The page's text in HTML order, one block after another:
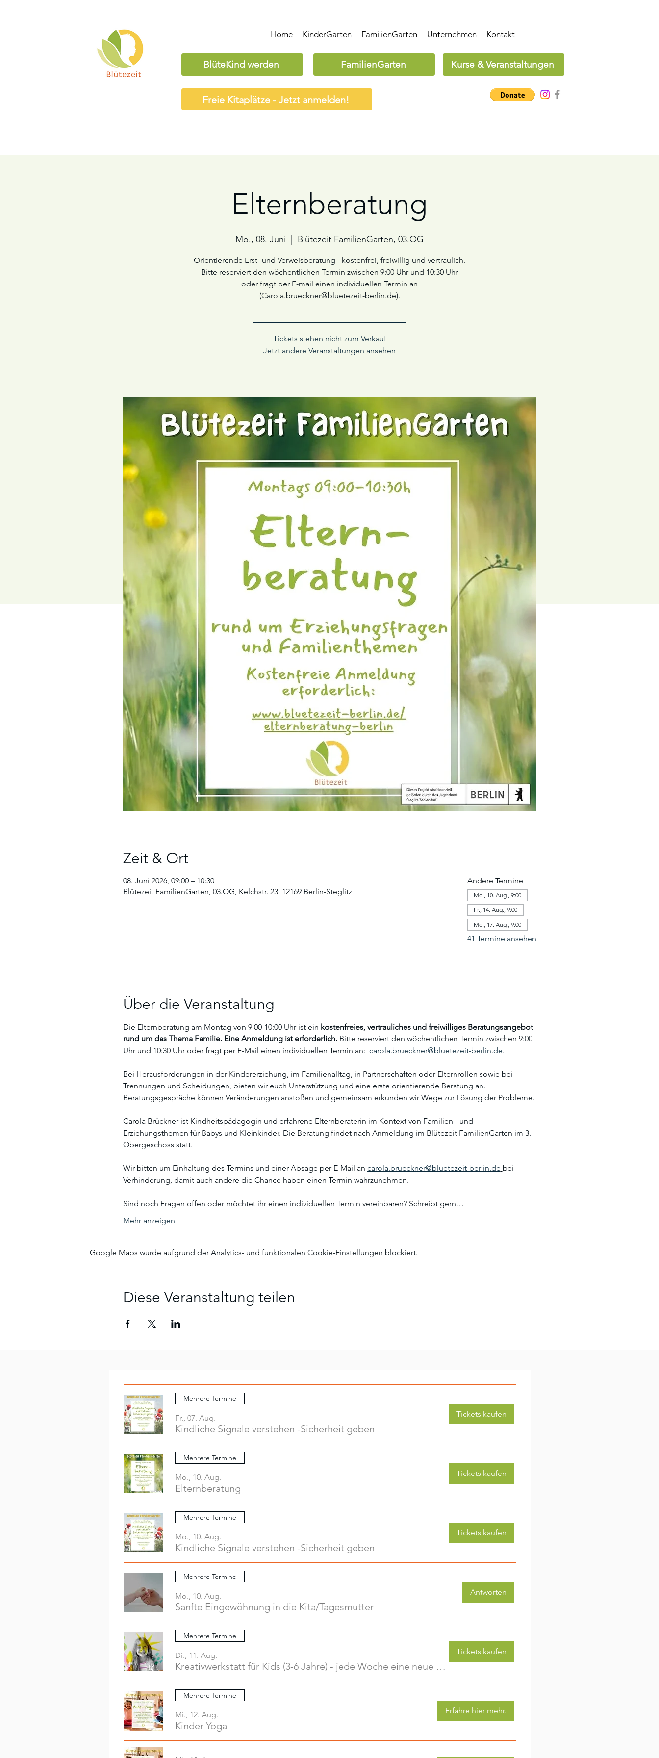
Home KinderGarten FamilienGarten Unternehmen Kontakt
BlüteKind werden FamilienGarten Kurse & Veranstaltungen
Freie Kitaplätze - Jetzt anmelden!
Elternberatung
Mo., 08. Juni Blütezeit FamilienGarten, 03.OG
Orientierende Erst- und Verweisberatung - kostenfrei, freiwillig und vertraulich.
Bitte reserviert den wöchentlichen Termin zwischen 9:00 Uhr und 10:30 Uhr
oder fragt per E-mail einen individuellen Termin an
(Carola.brueckner@bluetezeit-berlin.de).
Tickets stehen nicht zum Verkauf
Jetzt andere Veranstaltungen ansehen
Zeit & Ort
08. Juni 2026, 09:00 – 10:30
Blütezeit FamilienGarten, 03.OG, Kelchstr. 23, 12169 Berlin-Steglitz
Andere Termine
Mo., 10. Aug., 9:00
Fr., 14. Aug., 9:00
Mo., 17. Aug., 9:00
41 Termine ansehen
Über die Veranstaltung
Die Elternberatung am Montag von 9:00-10:00 Uhr ist ein kostenfreies, vertrauliches und freiwilliges Beratungsangebot
rund um das Thema Familie. Eine Anmeldung ist erforderlich. Bitte reserviert den wöchentlichen Termin zwischen 9:00
Uhr und 10:30 Uhr oder fragt per E-Mail einen individuellen Termin an: carola.brueckner@bluetezeit-berlin.de.
Bei Herausforderungen in der Kindererziehung, im Familienalltag, in Partnerschaften oder Elternrollen sowie bei
Trennungen und Scheidungen, bieten wir euch Unterstützung und eine erste orientierende Beratung an.
Beratungsgespräche können Veränderungen anstoßen und gemeinsam erkunden wir Wege zur Lösung der Probleme.
Carola Brückner ist Kindheitspädagogin und erfahrene Elternberaterin im Kontext von Familien - und
Erziehungsthemen für Babys und Kleinkinder. Die Beratung findet nach Anmeldung im Blütezeit FamilienGarten im 3.
Obergeschoss statt.
Wir bitten um Einhaltung des Termins und einer Absage per E-Mail an carola.brueckner@bluetezeit-berlin.de bei
Verhinderung, damit auch andere die Chance haben einen Termin wahrzunehmen.
Sind noch Fragen offen oder möchtet ihr einen individuellen Termin vereinbaren? Schreibt gern…
Mehr anzeigen
Google Maps wurde aufgrund der Analytics- und funktionalen Cookie-Einstellungen blockiert.
Diese Veranstaltung teilen
Mehrere Termine
Fr., 07. Aug.
Kindliche Signale verstehen -Sicherheit geben
Tickets kaufen
Mehrere Termine
Mo., 10. Aug.
Elternberatung
Tickets kaufen
Mehrere Termine
Mo., 10. Aug.
Kindliche Signale verstehen -Sicherheit geben
Tickets kaufen
Mehrere Termine
Mo., 10. Aug.
Sanfte Eingewöhnung in die Kita/Tagesmutter
Antworten
Mehrere Termine
Di., 11. Aug.
Kreativwerkstatt für Kids (3-6 Jahre) - jede Woche eine neue Aktivität (2)
Tickets kaufen
Mehrere Termine
Mi., 12. Aug.
Kinder Yoga
Erfahre hier mehr.